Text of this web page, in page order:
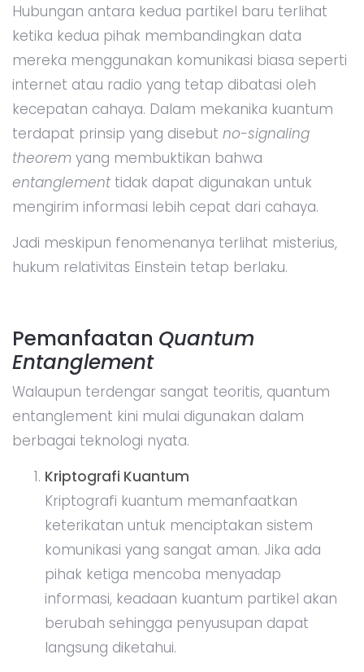
Hubungan antara kedua partikel baru terlihat
ketika kedua pihak membandingkan data
mereka menggunakan komunikasi biasa seperti
internet atau radio yang tetap dibatasi oleh
kecepatan cahaya. Dalam mekanika kuantum
terdapat prinsip yang disebut no-signaling
theorem yang membuktikan bahwa
entanglement tidak dapat digunakan untuk
mengirim informasi lebih cepat dari cahaya.
Jadi meskipun fenomenanya terlihat misterius,
hukum relativitas Einstein tetap berlaku.
Pemanfaatan Quantum
Entanglement
Walaupun terdengar sangat teoritis, quantum
entanglement kini mulai digunakan dalam
berbagai teknologi nyata.
Kriptografi Kuantum
Kriptografi kuantum memanfaatkan
keterikatan untuk menciptakan sistem
komunikasi yang sangat aman. Jika ada
pihak ketiga mencoba menyadap
informasi, keadaan kuantum partikel akan
berubah sehingga penyusupan dapat
langsung diketahui.